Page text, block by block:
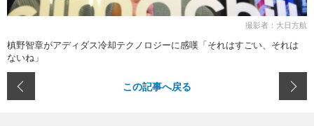
撮影者：大日方航
槙野智章がアディダス冷却テクノロジーに感嘆「それはすごい、それは
ないね」
この記事へ戻る